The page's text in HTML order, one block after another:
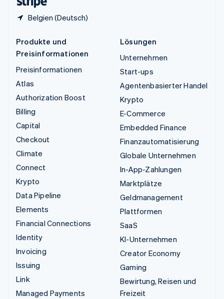
Belgien (Deutsch)
Produkte und
Preisinformationen
Preisinformationen
Atlas
Authorization Boost
Billing
Capital
Checkout
Climate
Connect
Krypto
Data Pipeline
Elements
Financial Connections
Identity
Invoicing
Issuing
Link
Managed Payments
Lösungen
Unternehmen
Start-ups
Agentenbasierter Handel
Krypto
E-Commerce
Embedded Finance
Finanzautomatisierung
Globale Unternehmen
In-App-Zahlungen
Marktplätze
Geldmanagement
Plattformen
SaaS
KI-Unternehmen
Creator Economy
Gaming
Bewirtung, Reisen und
Freizeit